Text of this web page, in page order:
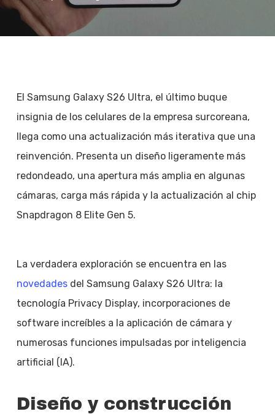
El Samsung Galaxy S26 Ultra, el último buque
insignia de los celulares de la empresa surcoreana,
llega como una actualización más iterativa que una
reinvención. Presenta un diseño ligeramente más
redondeado, una apertura más amplia en algunas
cámaras, carga más rápida y la actualización al chip
Snapdragon 8 Elite Gen 5.
La verdadera exploración se encuentra en las
novedadesdel Samsung Galaxy S26 Ultra: la
tecnología Privacy Display, incorporaciones de
software increíbles a la aplicación de cámara y
numerosas funciones impulsadas por inteligencia
artificial (IA).
Diseño y construcción